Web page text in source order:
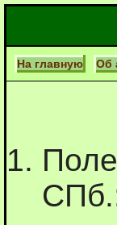
На главную Об